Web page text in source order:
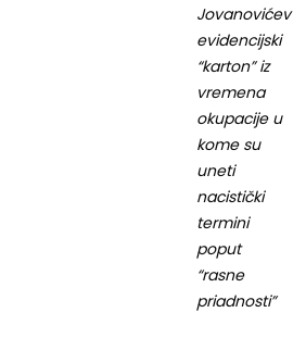
Jovanovićev
evidencijski
“karton” iz
vremena
okupacije u
kome su
uneti
nacistički
termini
poput
“rasne
priadnosti”